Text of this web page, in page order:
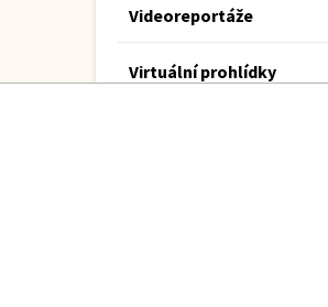
Videoreportáže
Virtuální prohlídky